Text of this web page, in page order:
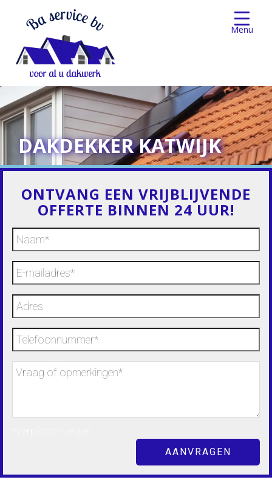
DAKDEKKER KATWIJK
ONTVANG EEN VRIJBLIJVENDE
OFFERTE BINNEN 24 UUR!
Menu